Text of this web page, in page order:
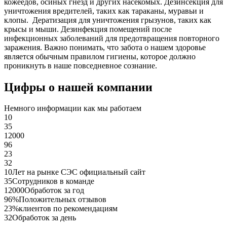
уничтожения вредителей, таких как тараканы, муравьи и
клопы. Дератизация для уничтожения грызунов, таких как
крысы и мыши. Дезинфекция помещений после
инфекционных заболеваний для предотвращения повторного
заражения. Важно понимать, что забота о нашем здоровье
является обычным правилом гигиены, которое должно
проникнуть в наше повседневное сознание.
Цифры о нашей компании
Немного информации как мы работаем
10
35
12000
96
23
32
10Лет на рынке СЭС официальный сайт
35Сотрудников в команде
12000Обработок за год
96%Положительных отзывов
23%клиентов по рекомендациям
32Обработок за день